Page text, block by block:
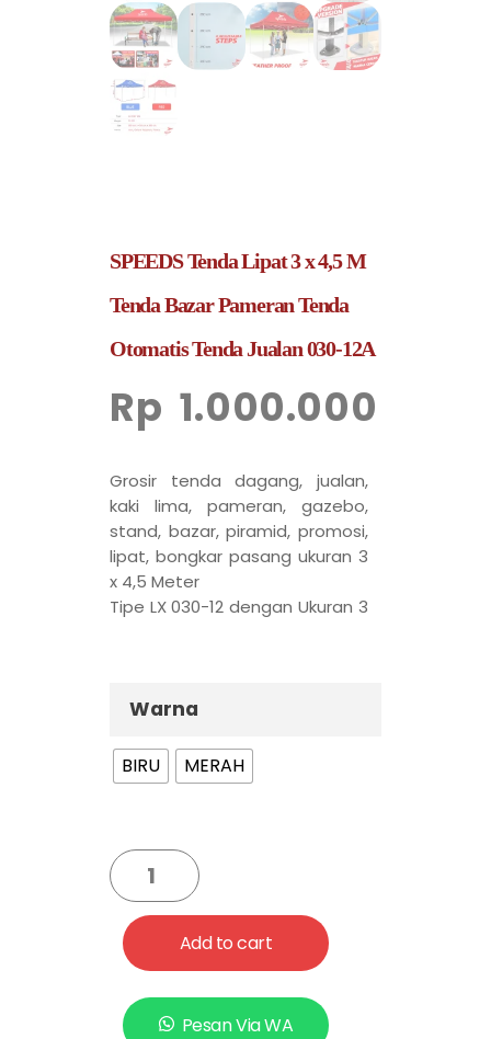
SPEEDS Tenda Lipat 3 x 4,5 M
Tenda Bazar Pameran Tenda
Otomatis Tenda Jualan 030-12A
Rp 1.000.000
Grosir tenda dagang, jualan,
kaki lima, pameran, gazebo,
stand, bazar, piramid, promosi,
lipat, bongkar pasang ukuran 3
x 4,5 Meter
Tipe LX 030-12 dengan Ukuran 3
Warna
BIRU MERAH
Add to cart
Pesan Via WA